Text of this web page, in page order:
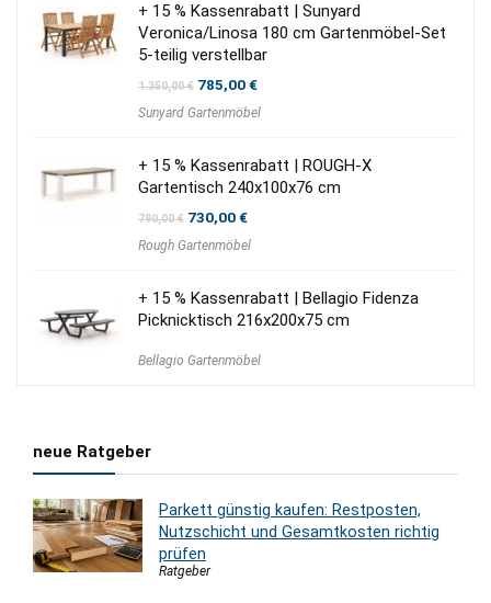
+ 15 % Kassenrabatt | Sunyard
Veronica/Linosa 180 cm Gartenmöbel-Set
5-teilig verstellbar
1.350,00€ Ursprünglicher
war:
785,00€Aktueller
ist:
Sunyard Gartenmöbel
+ 15 % Kassenrabatt | ROUGH-X
Gartentisch 240x100x76 cm
790,00€ Ursprünglicher
war:
730,00€Aktueller
ist:
Rough Gartenmöbel
+ 15 % Kassenrabatt | Bellagio Fidenza
Picknicktisch 216x200x75 cm
Bellagio Gartenmöbel
neue Ratgeber
Parkett günstig kaufen: Restposten,
Nutzschicht und Gesamtkosten richtig
prüfen
Ratgeber